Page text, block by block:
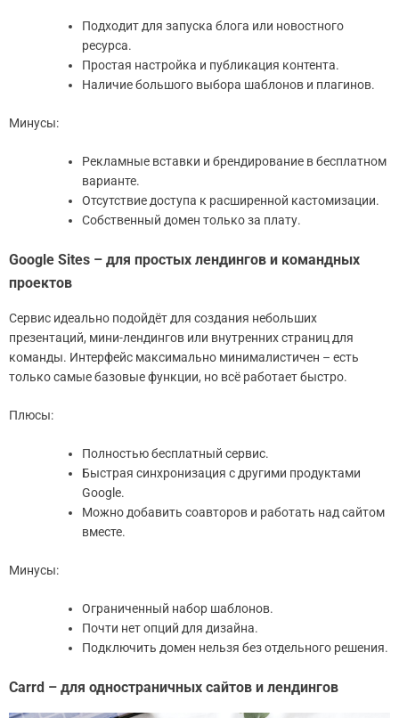
Подходит для запуска блога или новостного
ресурса.
Простая настройка и публикация контента.
Наличие большого выбора шаблонов и плагинов.
Минусы:
Рекламные вставки и брендирование в бесплатном
варианте.
Отсутствие доступа к расширенной кастомизации.
Собственный домен только за плату.
Google Sites – для простых лендингов и командных
проектов
Сервис идеально подойдёт для создания небольших
презентаций, мини-лендингов или внутренних страниц для
команды. Интерфейс максимально минималистичен – есть
только самые базовые функции, но всё работает быстро.
Плюсы:
Полностью бесплатный сервис.
Быстрая синхронизация с другими продуктами
Google.
Можно добавить соавторов и работать над сайтом
вместе.
Минусы:
Ограниченный набор шаблонов.
Почти нет опций для дизайна.
Подключить домен нельзя без отдельного решения.
Carrd – для одностраничных сайтов и лендингов